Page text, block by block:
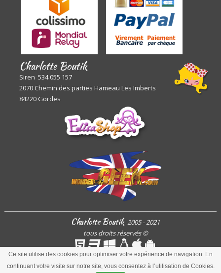
Ce site utilise des cookies pour optimiser votre expérience de navigation. En
continuant votre visite sur notre site, vous consentez à l’utilisation de Cookies.
Charlotte Boutik
Siren 534 055 157
2070 Chemin des parties Hameau Les Imberts
84220 Gordes
Charlotte Boutik 2005 - 2021
tous droits réservés©